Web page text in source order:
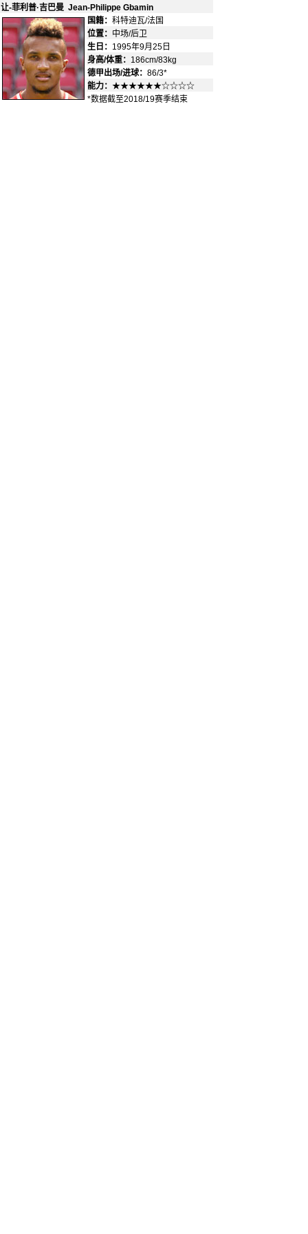
让-菲利普·吉巴曼 Jean-Philippe Gbamin
国籍： 科特迪瓦/法国
位置： 中场/后卫
生日： 1995年9月25日
身高/体重： 186cm/83kg
德甲出场/进球： 86/3*
能力： ★★★★★★☆☆☆☆
*数据截至2018/19赛季结束